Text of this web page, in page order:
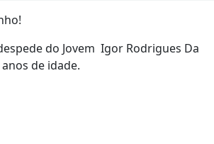
do Jovem Igor Rodrigues Da
de idade.